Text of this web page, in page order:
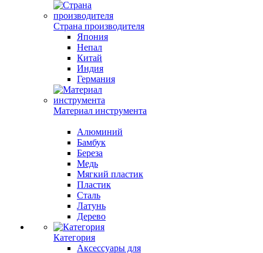
Страна производителя
Япония
Непал
Китай
Индия
Германия
Материал инструмента
Алюминий
Бамбук
Береза
Медь
Мягкий пластик
Пластик
Сталь
Латунь
Дерево
Категория
Аксессуары для